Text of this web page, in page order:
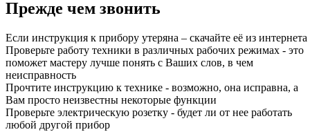
Прежде чем звонить
Если инструкция к прибору утеряна – скачайте её из интернета
Проверьте работу техники в различных рабочих режимах - это
поможет мастеру лучше понять с Ваших слов, в чем
неисправность
Прочтите инструкцию к технике - возможно, она исправна, а
Вам просто неизвестны некоторые функции
Проверьте электрическую розетку - будет ли от нее работать
любой другой прибор